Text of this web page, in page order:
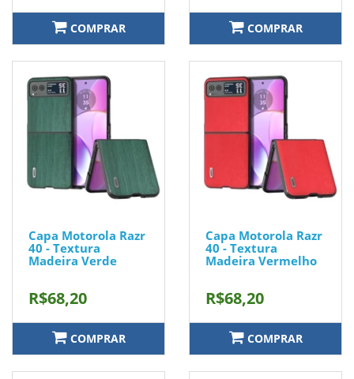
COMPRAR COMPRAR
Capa Motorola Razr
40 - Textura
Madeira Verde
R$68,20
COMPRAR
Capa Motorola Razr
40 - Textura
Madeira Vermelho
R$68,20
COMPRAR